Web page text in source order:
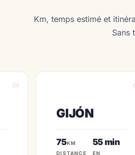
Km, temps estimé et
Sans
01
GIJÓN
75KM
DISTANCE
55 min
EN